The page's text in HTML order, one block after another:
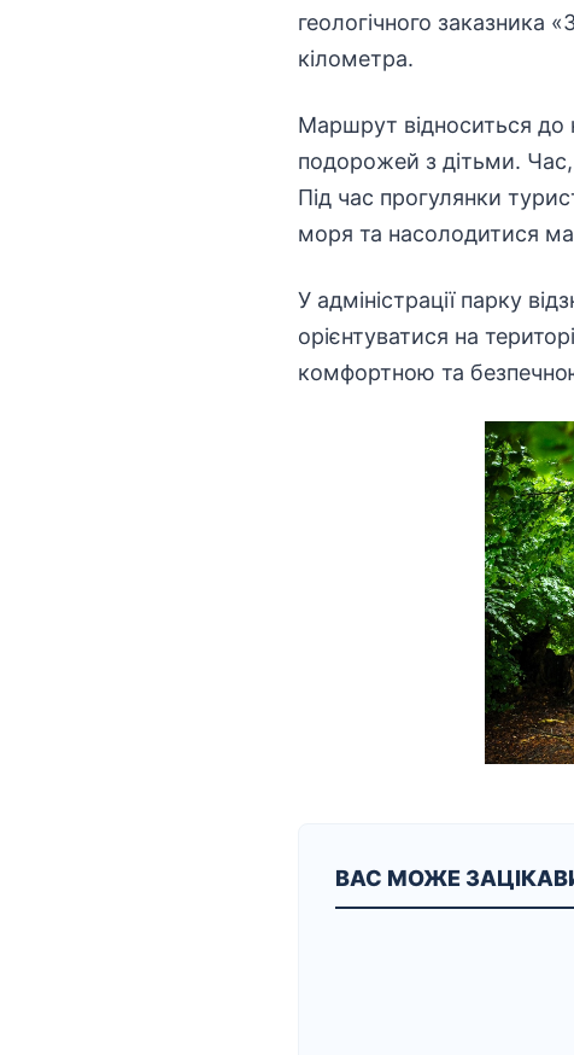
геологічного заказника
кілометра.
Маршрут відноситься до
подорожей з дітьми.
Під час прогулянки
моря та насолодитися
У адміністрації парку
орієнтуватися на
комфортною та
ВАС МОЖЕ